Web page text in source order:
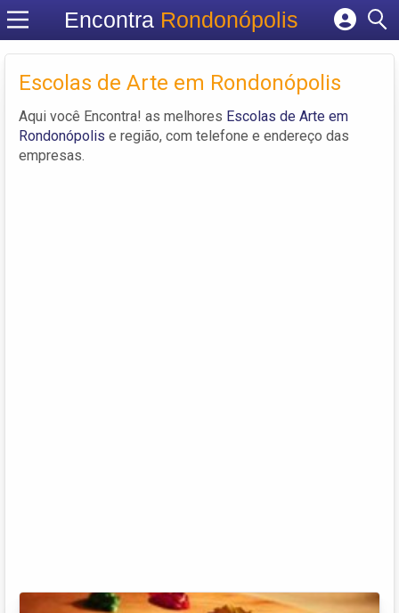
Encontra Rondonópolis
Cadastrar empresa
Criar conta
Escolas de Arte em Rondonópolis
Aqui você Encontra! as melhores Escolas de Arte em
Rondonópolis e região, com telefone e endereço das
empresas.